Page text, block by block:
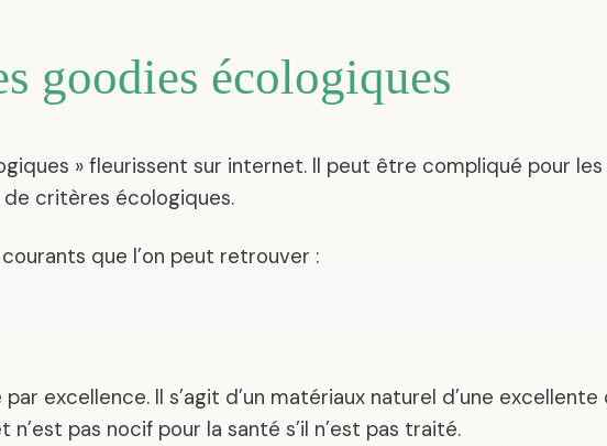
goodies écologiques
» fleurissent sur internet. Il peut être compliqué pour
critères écologiques.
que l’on peut retrouver :
excellence. Il s’agit d’un matériaux naturel d’une
pas nocif pour la santé s’il n’est pas traité.